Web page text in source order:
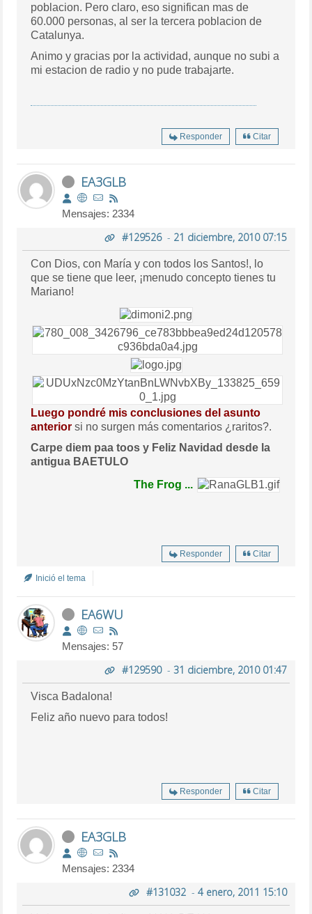
poblacion. Pero claro, eso significan mas de
60.000 personas, al ser la tercera poblacion de
Catalunya.
Animo y gracias por la actividad, aunque no subi a
mi estacion de radio y no pude trabajarte.
Responder Citar
EA3GLB
Mensajes: 2334
#129526- 21 diciembre, 2010 07:15
Con Dios, con María y con todos los Santos!, lo
que se tiene que leer, ¡menudo concepto tienes tu
Mariano!
Luego pondré mis conclusiones del asunto
anteriorsi no surgen más comentarios ¿raritos?.
Carpe diem paa toos y Feliz Navidad desde la
antigua BAETULO
The Frog ...
Responder Citar
Inició el tema
EA6WU
Mensajes: 57
#129590- 31 diciembre, 2010 01:47
Visca Badalona!
Feliz año nuevo para todos!
Responder Citar
EA3GLB
Mensajes: 2334
#131032- 4 enero, 2011 15:10